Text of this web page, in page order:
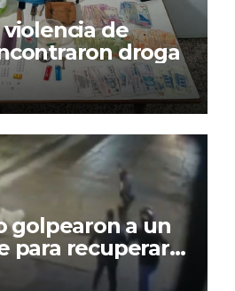
de
droga
golpearon a un
para recuperar
en Berisso